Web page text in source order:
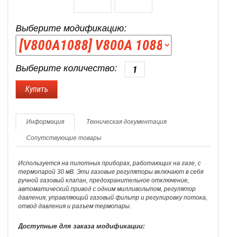
Выберите модификацию:
Выберите количество:
Информация Техническая документация
Сопутствующие товары
Используется на пилотных приборах, работающих на газе, с
термопарой 30 мВ. Эти газовые регуляторы включают в себя
ручной газовый клапан, предохранительное отключение,
автоматический привод с одним милливольтом, регулятор
давления, управляющий газовый фильтр и регулировку потока,
отвод давления и разъем термопары.
Доступные для заказа модификации: